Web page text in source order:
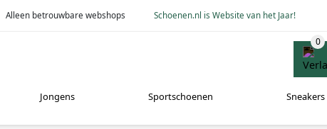
Alleen betrouwbare webshops Schoenen.nl is Website van het Jaar!
Jongens Sportschoenen Sneakers